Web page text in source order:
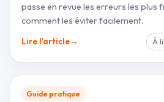
passe en revue les erreurs les plus
comment les éviter facilement.
Lire l’article→ À
Guide pratique